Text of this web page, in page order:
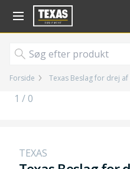
Gå til kurv (
Forside Texas Beslag for drej
1 / 0
TEXAS